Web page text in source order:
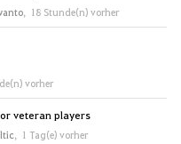
, 18 Stunde(n) vorher
vorher
veteran players
, 1 Tag(e) vorher